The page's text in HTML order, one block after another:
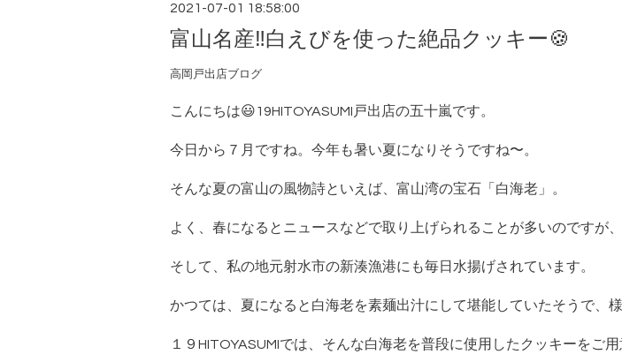
2021-07-01 18:58:00
富山名産‼︎白えびを使った絶品クッキー🍪
高岡戸出店ブログ
こんにちは😃19HITOYASUMI戸出店の五十嵐です。
今日から７月ですね。今年も暑い夏になりそうですね〜。
そんな夏の富山の風物詩といえば、富山湾の宝石「白海老」。
よく、春になるとニュースなどで取り上げられることが多いのですが
そして、私の地元射水市の新湊漁港にも毎日水揚げされています。
かつては、夏になると白海老を素麺出汁にして堪能していたそうで、
１９HITOYASUMIでは、そんな白海老を普段に使用したクッキーをご